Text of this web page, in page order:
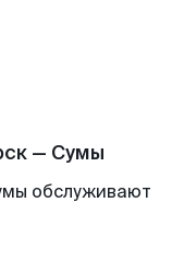
— Сумы
обслуживают